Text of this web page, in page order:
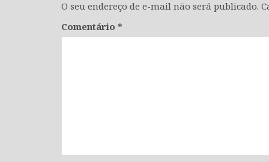
O seu endereço de e-mail não será publicado.
Comentário *